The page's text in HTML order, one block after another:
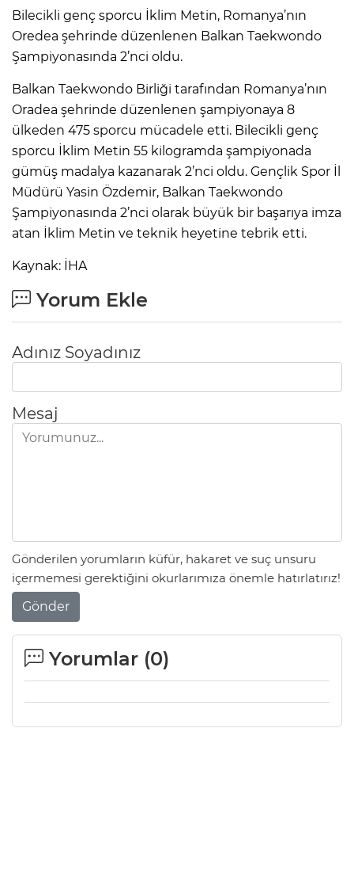
Bilecikli genç sporcu İklim Metin, Romanya’nın
Oredea şehrinde düzenlenen Balkan Taekwondo
Şampiyonasında 2’nci oldu.
Balkan Taekwondo Birliği tarafından Romanya’nın
Oradea şehrinde düzenlenen şampiyonaya 8
ülkeden 475 sporcu mücadele etti. Bilecikli genç
sporcu İklim Metin 55 kilogramda şampiyonada
gümüş madalya kazanarak 2’nci oldu. Gençlik Spor İl
Müdürü Yasin Özdemir, Balkan Taekwondo
Şampiyonasında 2’nci olarak büyük bir başarıya imza
atan İklim Metin ve teknik heyetine tebrik etti.
Kaynak: İHA
Yorum Ekle
Adınız Soyadınız
Mesaj
Gönderilen yorumların küfür, hakaret ve suç unsuru
içermemesi gerektiğini okurlarımıza önemle hatırlatırız!
Gönder
Yorumlar (0)